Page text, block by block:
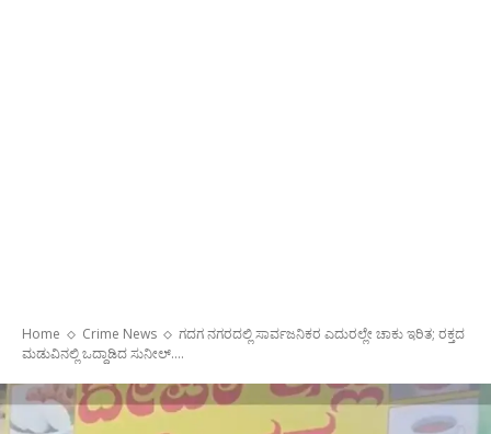
Home Crime News
ಗದಗ ನಗರದಲ್ಲಿ ಸಾರ್ವಜನಿಕರ ಎದುರಲ್ಲೇ ಚಾಕು ಇರಿತ; ರಕ್ತದ
ಮಡುವಿನಲ್ಲಿ ಒದ್ದಾಡಿದ ಸುನೀಲ್….